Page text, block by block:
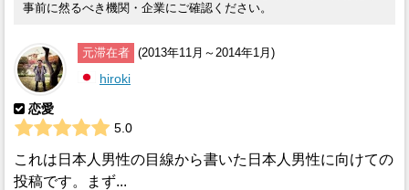
事前に然るべき機関・企業にご確認ください。
元滞在者 (2013年11月～2014年1月)
hiroki
恋愛
5.0
これは日本人男性の目線から書いた日本人男性に向けての
投稿です。まず...